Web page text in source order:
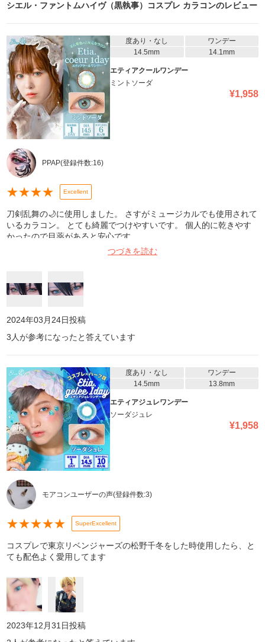
シエル・ファントムハイヴ（黒執事）コスプレ カラコンのレビュー
度あり・なし
ワンデー
14.5mm
14.1mm
エティアクールワンデー
ミントソーダ
¥1,958
PPAP(登録件数:16)
★★★★ Excellent
刀剣乱舞の🌙に使用しました。 さすがミュージカルでも使用されて
いるカラコン。 とても綺麗でつけやすいです。 個人的に乾きやす
かったので目薬があると安心です。
つづきを読む
2024年03月24日投稿
3 人が参考になったと答えています
度あり・なし
ワンデー
14.5mm
13.8mm
エティアジュレワンデー
ソーダジュレ
¥1,958
モアコンユーザーの声(登録件数:3)
★★★★★ SuperExcellent
コスプレで東京リベンジャーズの松野千冬をした時使用したら、と
ても配色よく愛用してます
2023年12月31日投稿